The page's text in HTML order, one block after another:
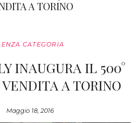
A TORINO
CATEGORIA
INAUGURA IL 500°
A TORINO
Maggio 18, 2016